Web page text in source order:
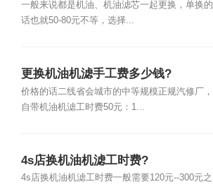
一般来说都是机油、机油滤芯一起更换，单换的
话也就50-80元不等，选择...
更换机油机滤手工费多少钱?
价格的话二线省会城市的中等规模正规汽修厂，
自带机油机滤工时费50元：1...
4s店换机油机滤工时费?
4s店换机油机滤工时费一般需要120元--300元之